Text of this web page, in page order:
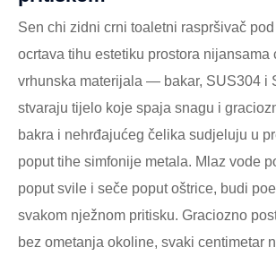
Sen chi zidni crni toaletni raspršivač
ocrtava tihu estetiku prostora nijansama
vrhunska materijala — bakar, SUS304 i
stvaraju tijelo koje spaja snagu i
bakra i nehrđajućeg čelika sudjeluju u
poput tihe simfonije metala. Mlaz vode
poput svile i seče poput oštrice, budi
svakom nježnom pritisku. Graciozno
bez ometanja okoline, svaki centimetar